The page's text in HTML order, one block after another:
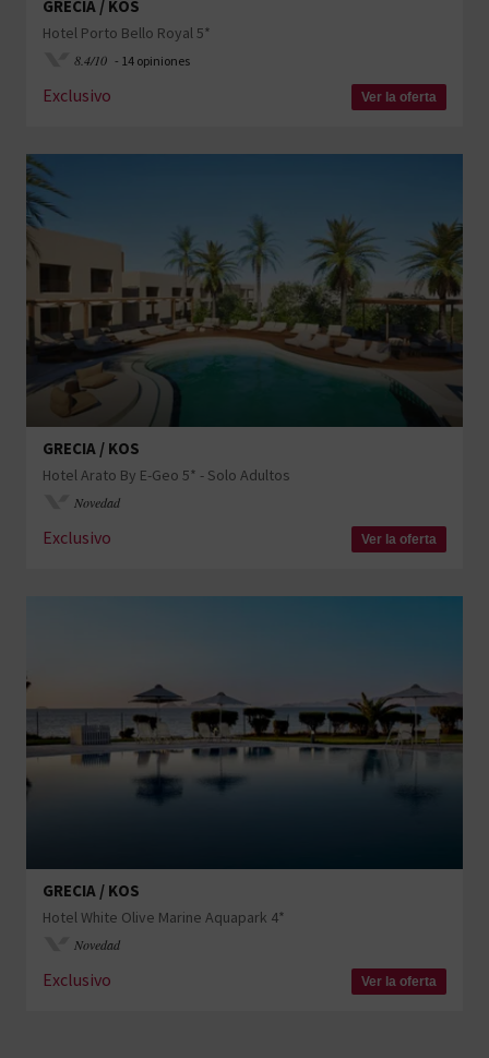
GRECIA / KOS
Hotel Porto Bello Royal 5*
8.4/10 - 14 opiniones
Exclusivo Ver la oferta
GRECIA / KOS
Hotel Arato By E-Geo 5* - Solo Adultos
Novedad
Exclusivo Ver la oferta
GRECIA / KOS
Hotel White Olive Marine Aquapark 4*
Novedad
Exclusivo Ver la oferta